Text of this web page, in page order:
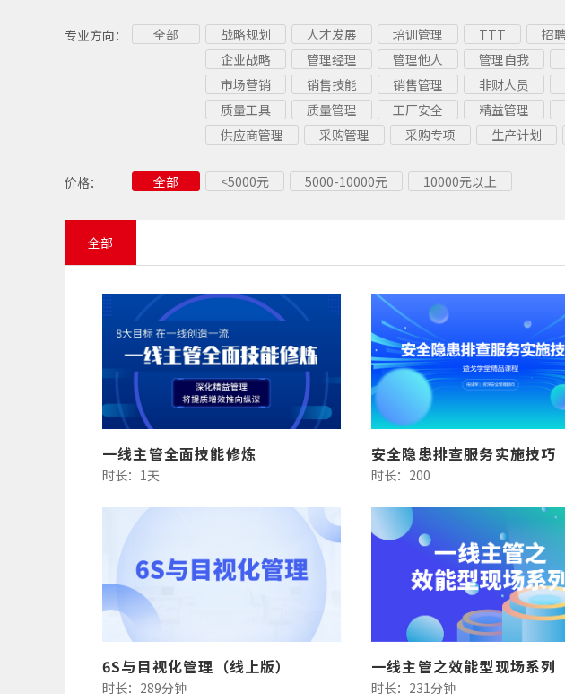
专业方向： 全部 战略规划 人才发展 培训管理 TTT 招
企业战略
管理经理 管理他人 管理自我
市场营销
销售技能 销售管理 非财人员
质量工具
质量管理 工厂安全 精益管理
供应商管理
采购管理 采购专项 生产计划
价格： 全部 <5000元 5000-10000元 10000元以上
全部
一线主管全面技能修炼
时长：1天 时长：200
6S与目视化管理（线上版）
时长：289分钟 时长：231分钟